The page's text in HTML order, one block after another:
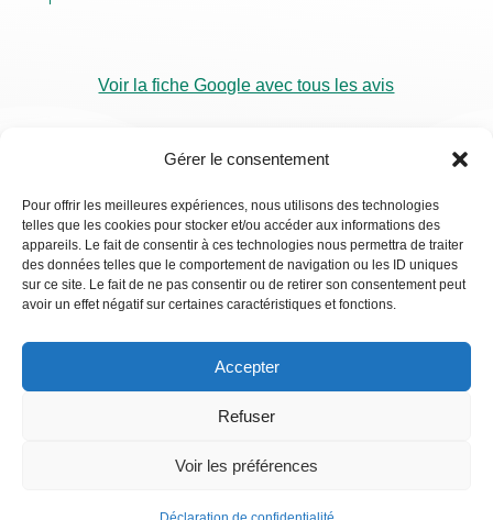
Gérer le consentement
Pour offrir les meilleures expériences, nous utilisons des technologies
telles que les cookies pour stocker et/ou accéder aux informations des
appareils. Le fait de consentir à ces technologies nous permettra de traiter
des données telles que le comportement de navigation ou les ID uniques
sur ce site. Le fait de ne pas consentir ou de retirer son consentement peut
avoir un effet négatif sur certaines caractéristiques et fonctions.
Accepter
Refuser
Voir les préférences
Voir la fiche Google avec tous les avis
RDV
Visio